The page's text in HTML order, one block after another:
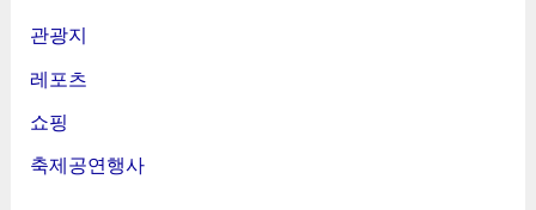
관광지
레포츠
쇼핑
축제공연행사